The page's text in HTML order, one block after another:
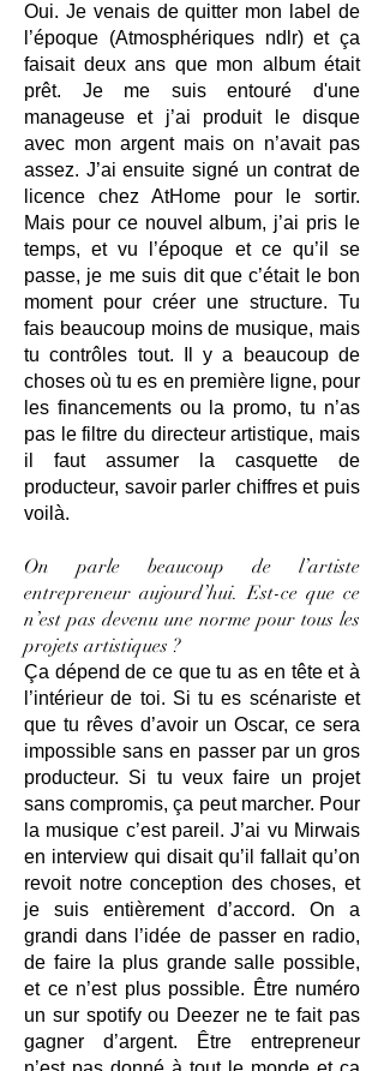
Oui. Je venais de quitter mon label de
l’époque (Atmosphériques ndlr) et ça
faisait deux ans que mon album était
prêt. Je me suis entouré d'une
manageuse et j’ai produit le disque
avec mon argent mais on n’avait pas
assez. J’ai ensuite signé un contrat de
licence chez AtHome pour le sortir.
Mais pour ce nouvel album, j’ai pris le
temps, et vu l’époque et ce qu’il se
passe, je me suis dit que c’était le bon
moment pour créer une structure. Tu
fais beaucoup moins de musique, mais
tu contrôles tout. Il y a beaucoup de
choses où tu es en première ligne, pour
les financements ou la promo, tu n’as
pas le filtre du directeur artistique, mais
il faut assumer la casquette de
producteur, savoir parler chiffres et puis
voilà.
On parle beaucoup de l’artiste
entrepreneur aujourd’hui. Est-ce que ce
n’est pas devenu une norme pour tous les
projets artistiques ?
Ça dépend de ce que tu as en tête et à
l’intérieur de toi. Si tu es scénariste et
que tu rêves d’avoir un Oscar, ce sera
impossible sans en passer par un gros
producteur. Si tu veux faire un projet
sans compromis, ça peut marcher. Pour
la musique c’est pareil. J’ai vu Mirwais
en interview qui disait qu’il fallait qu’on
revoit notre conception des choses, et
je suis entièrement d’accord. On a
grandi dans l’idée de passer en radio,
de faire la plus grande salle possible,
et ce n’est plus possible. Être numéro
un sur spotify ou Deezer ne te fait pas
gagner d’argent. Être entrepreneur